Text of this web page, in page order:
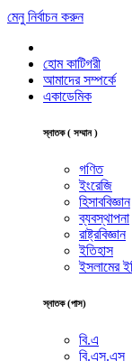
মেনু নির্বাচন করুন
হোম কাটিগরী
আমাদের সম্পর্কে
একাডেমিক
স্নাতক ( সম্মান )
গণিত
ইংরেজি
হিসাববিজ্ঞান
ব্যবস্থাপনা
রাষ্ট্রবিজ্ঞান
ইতিহাস
ইসলামের
স্নাতক (পাস)
বি.এ
বি.এস.এস